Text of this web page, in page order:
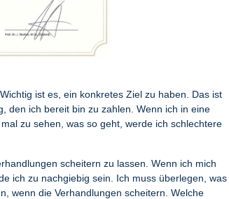
ist es, ein konkretes Ziel zu haben. Das ist
den ich bereit bin zu zahlen. Wenn ich in eine
zu sehen, was so geht, werde ich schlechtere
scheitern zu lassen. Wenn ich mich
ich zu nachgiebig sein. Ich muss überlegen, was
wenn die Verhandlungen scheitern. Welche